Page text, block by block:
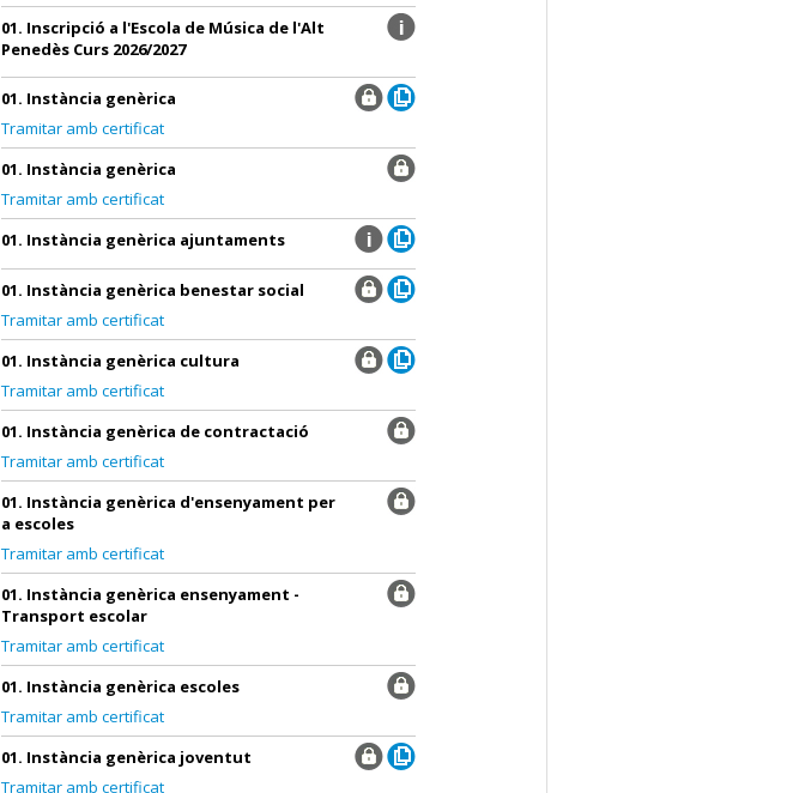
01. Inscripció a l'Escola de Música de l'Alt
Penedès Curs 2026/2027
01. Instància genèrica
Tramitar amb certificat
01. Instància genèrica
Tramitar amb certificat
01. Instància genèrica ajuntaments
01. Instància genèrica benestar social
Tramitar amb certificat
01. Instància genèrica cultura
Tramitar amb certificat
01. Instància genèrica de contractació
Tramitar amb certificat
01. Instància genèrica d'ensenyament per
a escoles
Tramitar amb certificat
01. Instància genèrica ensenyament -
Transport escolar
Tramitar amb certificat
01. Instància genèrica escoles
Tramitar amb certificat
01. Instància genèrica joventut
Tramitar amb certificat